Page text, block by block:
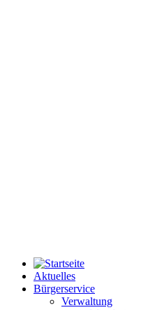
Aktuelles
Bürgerservice
Verwaltung